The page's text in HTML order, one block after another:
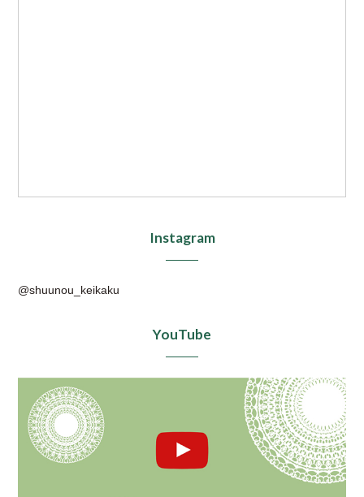
Instagram
@shuunou_keikaku
YouTube